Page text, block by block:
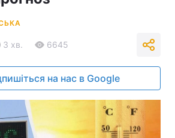
3 хв. 6645
на нас в Google